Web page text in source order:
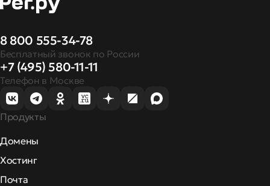
8 800 555-34-78
Бесплатный звонок по России
+7 (495) 580-11-11
Телефон в Москве
Продукты
Домены
Хостинг
Почта